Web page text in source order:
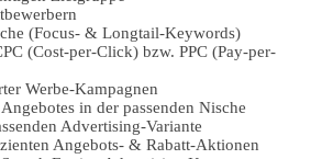
(Focus- & Longtail-Keywords)
(Cost-per-Click) bzw. PPC (Pay-per-
Werbe-Kampagnen
in der passenden Nische
Advertising-Variante
Angebots- & Rabatt-Aktionen